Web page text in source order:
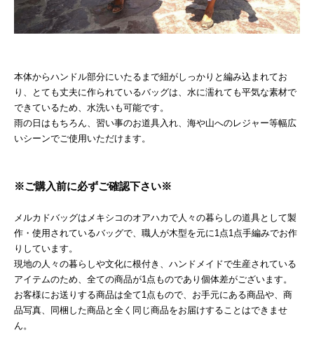
本体からハンドル部分にいたるまで紐がしっかりと編み込まれてお
り、とても丈夫に作られているバッグは、水に濡れても平気な素材で
できているため、水洗いも可能です。
雨の日はもちろん、習い事のお道具入れ、海や山へのレジャー等幅広
いシーンでご使用いただけます。
※ご購入前に必ずご確認下さい※
メルカドバッグはメキシコのオアハカで人々の暮らしの道具として製
作・使用されているバッグで、職人が木型を元に1点1点手編みでお作
りしています。
現地の人々の暮らしや文化に根付き、ハンドメイドで生産されている
アイテムのため、全ての商品が1点ものであり個体差がございます。
お客様にお送りする商品は全て1点もので、お手元にある商品や、商
品写真、同梱した商品と全く同じ商品をお届けすることはできませ
ん。